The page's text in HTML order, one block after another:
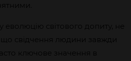
еволюцію світового допиту, не
свідчення людини завжди
ключове значення в